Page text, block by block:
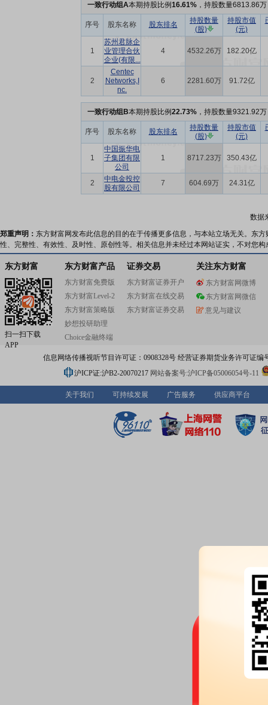
一致行动组A本期持股比例16.61% ，持股数量6813.86万
序号 股东名称 股东排名
持股数量
(股)
持股市值
(元)
1
苏州君脉企
业管理合伙
企业(有限...
4 4532.26万 182.20亿
2
Centec
Networks,I
nc.
6 2281.60万 91.72亿
一致行动组B本期持股比例22.73% ，持股数量9321.92万
序号 股东名称 股东排名
持股数量
(股)
持股市值
(元)
1
中国振华电
子集团有限
公司
1 8717.23万 350.43亿
2
中电金投控
股有限公司
7 604.69万 24.31亿
数据
郑重声明： 东方财富网发布此信息的目的在于传播更多信息，与本站立场无关。东
性、完整性、有效性、及时性、原创性等。相关信息并未经过本网站证实，不对您
东方财富
扫一扫下载
APP
东方财富产品
东方财富免费版
东方财富Level-2
东方财富策略版
妙想投研助理
Choice金融终端
证券交易
东方财富证券开户
东方财富在线交易
东方财富证券交易
关注东方财富
东方财富网微博
东方财富网微信
意见与建议
信息网络传播视听节目许可证：0908328号 经营证券期货业务许可证编
沪ICP证:沪B2-20070217 网站备案号:沪ICP备05006054号-11
关于我们 可持续发展 广告服务 供应商平台